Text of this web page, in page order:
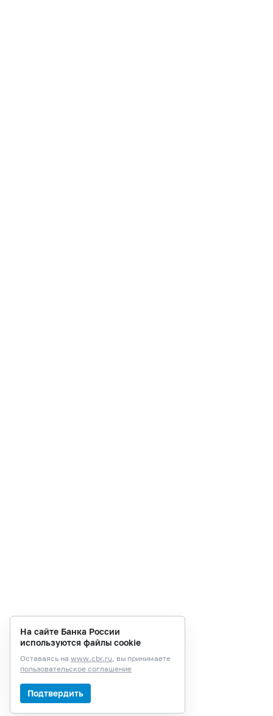
На сайте Банка России
используются файлы cookie
Оставаясь на www.cbr.ru, вы принимаете
пользовательское соглашение
Подтвердить